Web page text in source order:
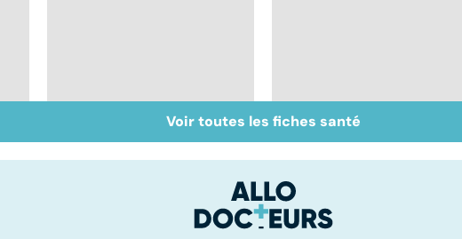
Plaisir féminin : le
clitoris, cet inconnu !
Tout savoir sur les
infections
Voir toutes les fiches santé